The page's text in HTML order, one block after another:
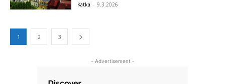
Katka - 9.3.2026
1 2 3
- Advertisement -